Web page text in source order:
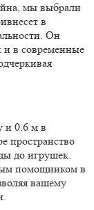
мы выбрали
в
Он
и в современные
и 0.6 м в
пространство
до игрушек.
помощником в
вашему